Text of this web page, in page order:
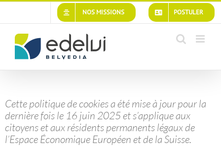
Passer
contenu
POSTULER
NOS MISSIONS
Cette politique de cookies a été mise à jour pour la
dernière fois le 16 juin 2025 et s’applique aux
citoyens et aux résidents permanents légaux de
l’Espace Économique Européen et de la Suisse.